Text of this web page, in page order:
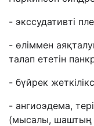
- экссудативті
- өліммен
талап ететін
- бүйрек
- ангиоэдема,
(мысалы, шаштың